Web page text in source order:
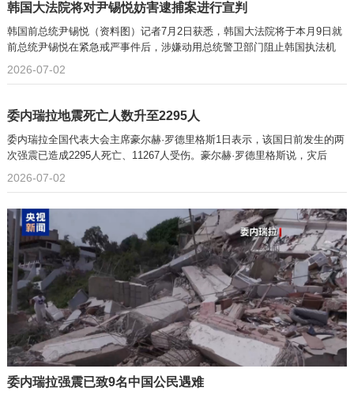
韩国大法院将对尹锡悦妨害逮捕案进行宣判
韩国前总统尹锡悦（资料图）记者7月2日获悉，韩国大法院将于本月9日就
前总统尹锡悦在紧急戒严事件后，涉嫌动用总统警卫部门阻止韩国执法机
2026-07-02
委内瑞拉地震死亡人数升至2295人
委内瑞拉全国代表大会主席豪尔赫·罗德里格斯1日表示，该国日前发生的两
次强震已造成2295人死亡、11267人受伤。豪尔赫·罗德里格斯说，灾后
2026-07-02
委内瑞拉强震已致9名中国公民遇难